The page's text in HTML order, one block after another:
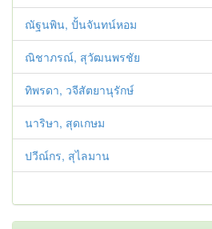
ณัฐนพิน, ปั้นจันทน์หอม
ณิชาภรณ์, สุวัฒนพรชัย
ทิพรดา, วจีสัตยานุรักษ์
นาริษา, สุดเกษม
ปวีณ์กร, สุไลมาน